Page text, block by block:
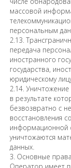
массовой
персональным
2.13.
передача
иностранного
государства,
юридическому
2.14.
в результате
безвозвратно с
восстановления
информационной
уничтожаются
данных.
3. Основные